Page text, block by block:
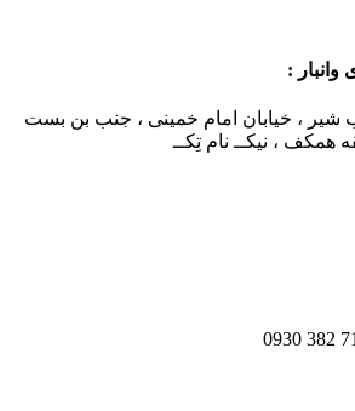
:
شیر ، خیابان امام خمینی ، جنب بن بست
، نیکــ نام تِکــ